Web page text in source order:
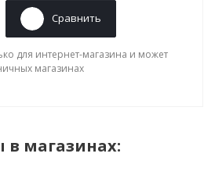
Сравнить
для интернет-магазина и может
магазинах
в магазинах: